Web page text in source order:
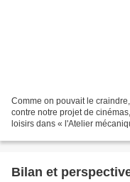
Comme on pouvait le
contre notre projet de
loisirs dans « l'Atelier
Bilan et